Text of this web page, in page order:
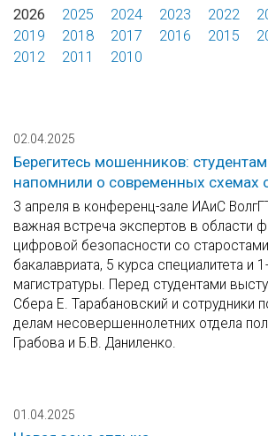
2026 2025 2024 2023 2022
2019
2018 2017 2016 2015
2012
2011 2010
02.04.2025
Берегитесь мошенников:
напомнили о современных схемах
3 апреля в конференц-зале ИАиС
важная встреча экспертов в области
цифровой безопасности со
бакалавриата, 5 курса специалитета и
магистратуры. Перед студентами
Сбера Е. Тарабановский и сотрудники
делам несовершеннолетних отдела
Грабова и Б.В. Даниленко.
01.04.2025